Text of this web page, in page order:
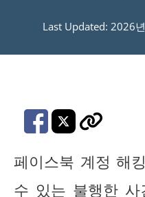
Last Updated: 2026
페이스북 계정 해
수 있는 불행한 사